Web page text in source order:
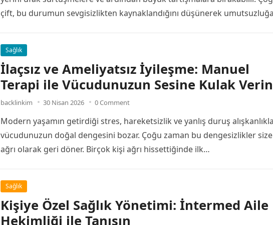
çift, bu durumun sevgisizlikten kaynaklandığını düşünerek umutsuzluğa
Sağlık
İlaçsız ve Ameliyatsız İyileşme: Manuel
Terapi ile Vücudunuzun Sesine Kulak Verin
backlinkim 30 Nisan 2026 0 Comment
Modern yaşamın getirdiği stres, hareketsizlik ve yanlış duruş
vücudunuzun doğal dengesini bozar. Çoğu zaman bu dengesizlikler size
ağrı olarak geri döner. Birçok kişi ağrı hissettiğinde ilk…
Sağlık
Kişiye Özel Sağlık Yönetimi: İntermed Aile
Hekimliği ile Tanışın